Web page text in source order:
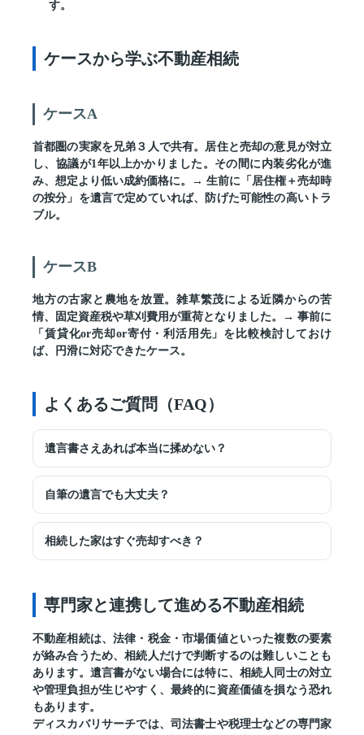
す。
ケースから学ぶ不動産相続
ケースA
首都圏の実家を兄弟３人で共有。居住と売却の意見が対立
し、協議が1年以上かかりました。その間に内装劣化が進
み、想定より低い成約価格に。→ 生前に「居住権＋売却時
の按分」を遺言で定めていれば、防げた可能性の高いトラ
ブル。
ケースB
地方の古家と農地を放置。雑草繁茂による近隣からの苦
情、固定資産税や草刈費用が重荷となりました。→ 事前に
「賃貸化or売却or寄付・利活用先」を比較検討しておけ
ば、円滑に対応できたケース。
よくあるご質問（FAQ）
遺言書さえあれば本当に揉めない？
自筆の遺言でも大丈夫？
相続した家はすぐ売却すべき？
専門家と連携して進める不動産相続
不動産相続は、法律・税金・市場価値といった複数の要素
が絡み合うため、相続人だけで判断するのは難しいことも
あります。遺言書がない場合には特に、相続人同士の対立
や管理負担が生じやすく、最終的に資産価値を損なう恐れ
もあります。
ディスカバリサーチでは、司法書士や税理士などの専門家